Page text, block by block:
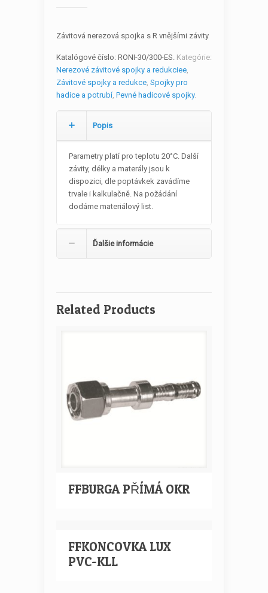
Závitová nerezová spojka s R vnějšími závity
Katalógové číslo: RONI-30/300-ES. Kategórie:
Nerezové závitové spojky a redukciee,
Závitové spojky a redukce, Spojky pro
hadice a potrubí, Pevné hadicové spojky.
Popis
Parametry platí pro teplotu 20°C. Další
závity, délky a materály jsou k
dispozici, dle poptávkek zavádíme
trvale i kalkulačně. Na požádání
dodáme materiálový list.
Ďalšie informácie
Related Products
FFBURGA PŘÍMÁ OKR
FFKONCOVKA LUX
PVC-KLL